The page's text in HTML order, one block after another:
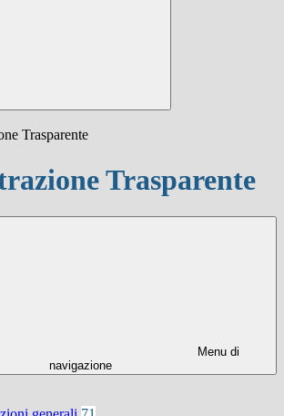
Trasparente
Trasparente
Menu di
navigazione